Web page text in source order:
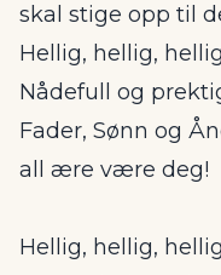
skal stige opp til
Hellig, hellig,
Nådefull og
Fader, Sønn og
all ære være deg!
Hellig, hellig,